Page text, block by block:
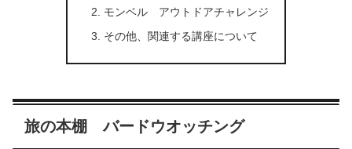
モンベル アウトドアチャレンジ
その他、関連する講座について
旅の本棚 バードウオッチング